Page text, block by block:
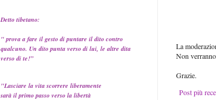
La
Non
Grazie.
Post più
Detto tibetano:
" prova a fare il gesto di puntare il dito contro
qualcuno. Un dito punta verso di lui, le altre dita
verso di te!”
"Lasciare la vita scorrere liberamente
sarà il primo passo verso la libertà